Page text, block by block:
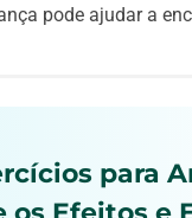
pode ajudar a
para